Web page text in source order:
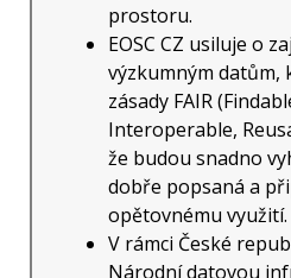
prostoru.
EOSC CZ usiluje o
výzkumným
zásady FAIR
Interoperable,
že budou snadno
dobře popsaná a
opětovnému využití.
V rámci České
Národní datovou